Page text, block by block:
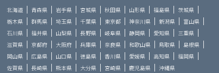
北海道 青森県 岩手県 宮城県 秋田県 山形県 福島県
茨城県
栃木県
群馬県 埼玉県 千葉県 東京都 神奈川県 新潟県
富山県
石川県
福井県 山梨県 長野県 岐阜県 静岡県 愛知県
三重県
滋賀県
京都府 大阪府 兵庫県 奈良県 和歌山県 鳥取県
島根県
岡山県
広島県 山口県 徳島県 香川県 愛媛県 高知県
福岡県
佐賀県
長崎県 熊本県 大分県 宮崎県 鹿児島県 沖縄県